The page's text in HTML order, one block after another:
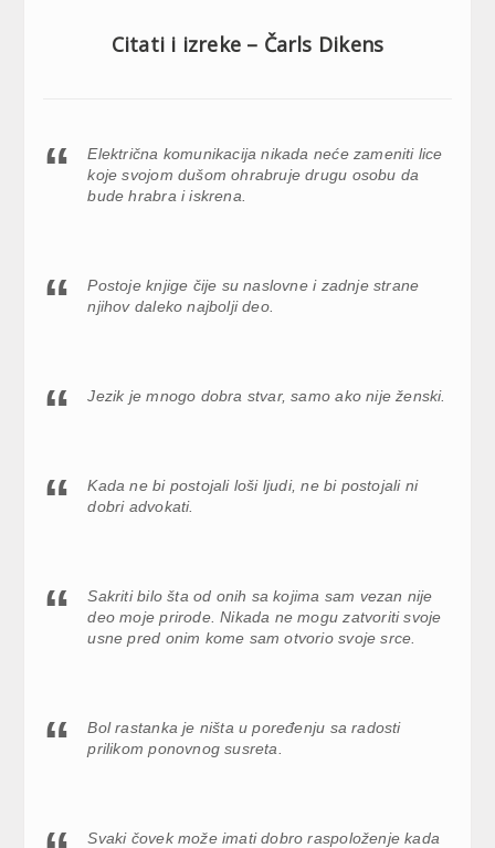
Citati i izreke – Čarls Dikens
Električna komunikacija nikada neće zameniti lice
koje svojom dušom ohrabruje drugu osobu da
bude hrabra i iskrena.
Postoje knjige čije su naslovne i zadnje strane
njihov daleko najbolji deo.
Jezik je mnogo dobra stvar, samo ako nije ženski.
Kada ne bi postojali loši ljudi, ne bi postojali ni
dobri advokati.
Sakriti bilo šta od onih sa kojima sam vezan nije
deo moje prirode. Nikada ne mogu zatvoriti svoje
usne pred onim kome sam otvorio svoje srce.
Bol rastanka je ništa u poređenju sa radosti
prilikom ponovnog susreta.
Svaki čovek može imati dobro raspoloženje kada